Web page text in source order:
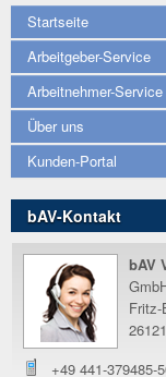
Startseite
Arbeitgeber-Service
Arbeitnehmer-Service
Über uns
Kunden-Portal
bAV-Kontakt
bAV
Fritz-
+49 441-379485-